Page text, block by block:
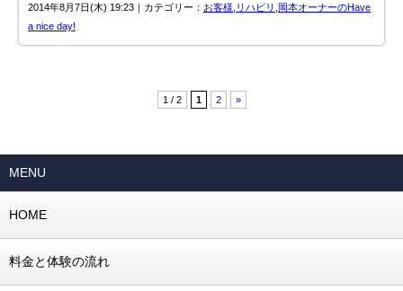
2014年8月7日(木) 19:23｜カテゴリー： お客様 リハビリ
岡本オーナーのHave
a nice day!
1 / 2 1 2 »
MENU
HOME
料金と体験の流れ